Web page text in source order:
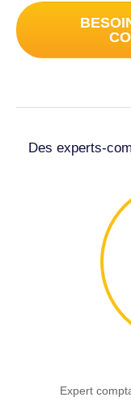
Des experts-
Expert